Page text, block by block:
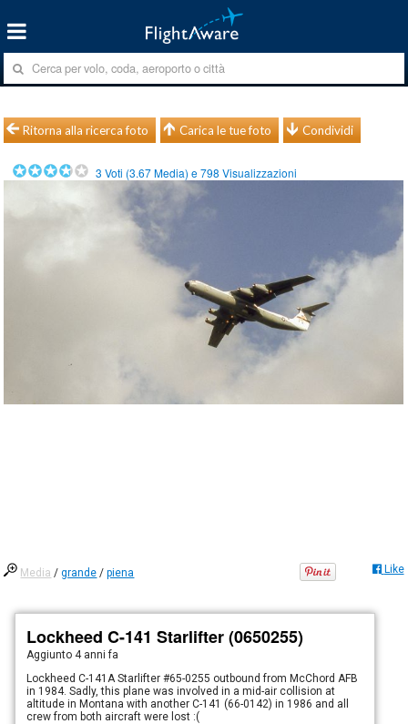
Ritorna alla ricerca foto Carica le tue foto Condividi
3 Voti (3.67Media) e798 Visualizzazioni
Media /grande /piena Like
Lockheed C-141 Starlifter (0650255)
Aggiunto 4 anni fa
Lockheed C-141A Starlifter #65-0255 outbound from McChord AFB
in 1984. Sadly, this plane was involved in a mid-air collision at
altitude in Montana with another C-141 (66-0142) in 1986 and all
crew from both aircraft were lost :(